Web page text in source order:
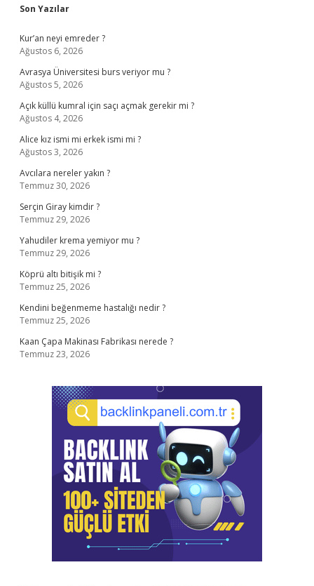
Sidebar
Son Yazılar
Kur’an neyi emreder ?
Ağustos 6, 2026
Avrasya Üniversitesi burs veriyor mu ?
Ağustos 5, 2026
Açık küllü kumral için saçı açmak gerekir mi ?
Ağustos 4, 2026
Alice kız ismi mi erkek ismi mi ?
Ağustos 3, 2026
Avcılara nereler yakın ?
Temmuz 30, 2026
Serçin Giray kimdir ?
Temmuz 29, 2026
Yahudiler krema yemiyor mu ?
Temmuz 29, 2026
Köprü altı bitişik mi ?
Temmuz 25, 2026
Kendini beğenmeme hastalığı nedir ?
Temmuz 25, 2026
Kaan Çapa Makinası Fabrikası nerede ?
Temmuz 23, 2026